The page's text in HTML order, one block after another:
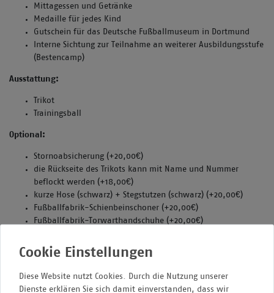
Mittagessen und Getränke
Medaille für jedes Kind
Gutschein für das Deutsche Fußballmuseum in Dortmund
Interne Sichtung zur Teilnahme an weiterer Ausbildungsstufe
(Bestencamp)
Ausstattung:
Trikot
Trainingsball
Optional:
Stornoabsicherung (+20,00€)
die Rückseite des Trikots kann mit Name und Nummer
beflockt werden (+18,00€)
kurze Hose (schwarz) + Stegstutzen (schwarz) (+20,00€)
Fußballfabrik-Schienbeinschoner (+20,00€)
Fußballfabrik-Torwarthandschuhe (+20,00€)
Thermoshirt (+24,00€)
Diese Website nutzt Cookies. Durch die Nutzung unserer
Dienste erklären Sie sich damit einverstanden, dass wir